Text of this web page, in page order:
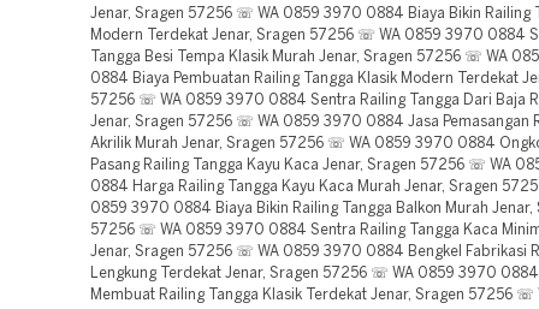
Jenar, Sragen 57256 ☏ WA 0859 3970 0884 Biaya Bikin Railing
Modern Terdekat Jenar, Sragen 57256 ☏ WA 0859 3970 0884
Tangga Besi Tempa Klasik Murah Jenar, Sragen 57256 ☏ WA
0884 Biaya Pembuatan Railing Tangga Klasik Modern Terdekat
57256 ☏ WA 0859 3970 0884 Sentra Railing Tangga Dari Baja
Jenar, Sragen 57256 ☏ WA 0859 3970 0884 Jasa Pemasangan
Akrilik Murah Jenar, Sragen 57256 ☏ WA 0859 3970 0884
Pasang Railing Tangga Kayu Kaca Jenar, Sragen 57256 ☏ WA
0884 Harga Railing Tangga Kayu Kaca Murah Jenar, Sragen
0859 3970 0884 Biaya Bikin Railing Tangga Balkon Murah Jenar,
57256 ☏ WA 0859 3970 0884 Sentra Railing Tangga Kaca
Jenar, Sragen 57256 ☏ WA 0859 3970 0884 Bengkel Fabrikasi
Lengkung Terdekat Jenar, Sragen 57256 ☏ WA 0859 3970
Membuat Railing Tangga Klasik Terdekat Jenar, Sragen 57256 ☏